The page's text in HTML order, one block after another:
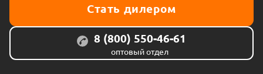
Стать дилером
8 (800) 550-46-61
оптовый отдел